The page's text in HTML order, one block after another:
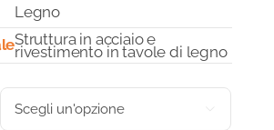
Legno
Struttura in acciaio e
rivestimento in tavole di legno